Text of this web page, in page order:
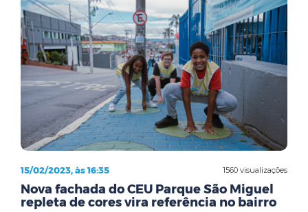
1560 visualizações
15/02/2023, às 16:35
Nova fachada do CEU Parque São Miguel
repleta de cores vira referência no bairro